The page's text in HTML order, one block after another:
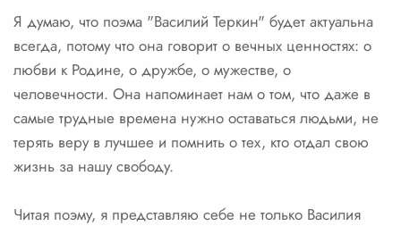
Я думаю, что поэма "Василий Теркин" будет актуальна
всегда, потому что она говорит о вечных ценностях: о
любви к Родине, о дружбе, о мужестве, о
человечности. Она напоминает нам о том, что даже в
самые трудные времена нужно оставаться людьми, не
терять веру в лучшее и помнить о тех, кто отдал свою
жизнь за нашу свободу.
Читая поэму, я представляю себе не только Василия